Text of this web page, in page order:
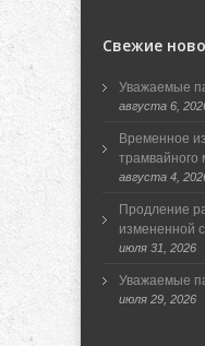
Свежие
Уважаемые
августа 6,
Временное
августа 4,
Продление
измененной
июля 31, 2026
Уважаемые
июля 29, 2026